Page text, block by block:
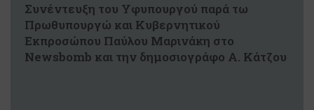
Συνέντευξη του Υφυπουργού παρά τω
Πρωθυπουργώ και Κυβερνητικού
Εκπροσώπου Παύλου Μαρινάκη στο
Νewsbomb και την δημοσιογράφο Α. Κάτζου